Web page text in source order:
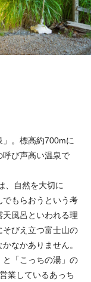
。標高約700mに
呼び声高い温泉で
、自然を大切に
でもらおうという考
風呂といわれる理
びえ立つ富士山の
なかありません。
と「こっちの湯」の
業しているあっち